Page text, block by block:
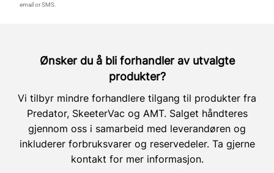
Ønsker du å bli forhandler av utvalgte
produkter?
Vi tilbyr mindre forhandlere tilgang til produkter fra
Predator, SkeeterVac og AMT. Salget håndteres
gjennom oss i samarbeid med leverandøren og
inkluderer forbruksvarer og reservedeler. Ta gjerne
kontakt for mer informasjon.